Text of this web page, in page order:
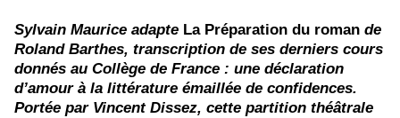
Sylvain Maurice adapte La Préparation du roman de
Roland Barthes, transcription de ses derniers cours
donnés au Collège de France : une déclaration
d’amour à la littérature émaillée de confidences.
Portée par Vincent Dissez, cette partition théâtrale